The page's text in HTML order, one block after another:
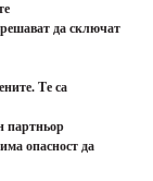
да сключат
Те са
партньор
опасност да